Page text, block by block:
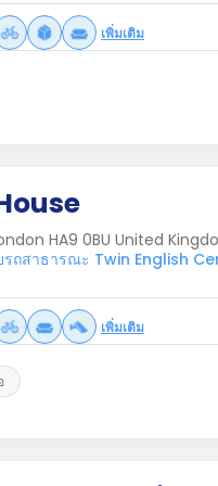
เพิ่มเติม
HA9 0BU United
รถสาธารณะ Twin English
เพิ่มเติม